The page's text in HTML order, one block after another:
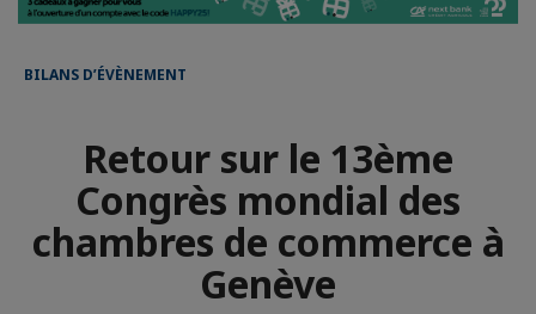
BILANS D’ÉVÈNEMENT
Retour sur le 13ème
Congrès mondial des
chambres de commerce à
Genève